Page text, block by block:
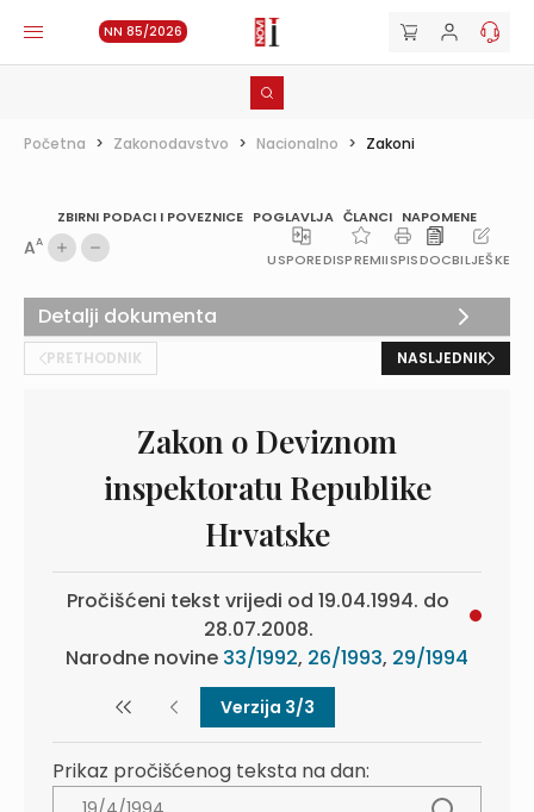
NN 85/2026
Početna > Zakonodavstvo > Nacionalno > Zakoni
ZBIRNI PODACI I POVEZNICE POGLAVLJA ČLANCI NAPOMENE
AA
USPOREDISPREMIISPISDOCBILJEŠKE
PRETHODNIK NASLJEDNIK
Zakon o Deviznom
inspektoratu Republike
Hrvatske
Pročišćeni tekst vrijedi od 19.04.1994. do
28.07.2008.
Narodne novine 33/1992, 26/1993, 29/1994
Verzija 3/3
Prikaz pročišćenog teksta na dan:
Detalji dokumenta